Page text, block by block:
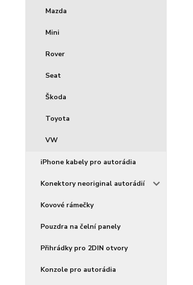
Mazda
Mini
Rover
Seat
Škoda
Toyota
VW
iPhone kabely pro autorádia
Konektory neoriginal autorádií
Kovové rámečky
Pouzdra na čelní panely
Přihrádky pro 2DIN otvory
Konzole pro autorádia